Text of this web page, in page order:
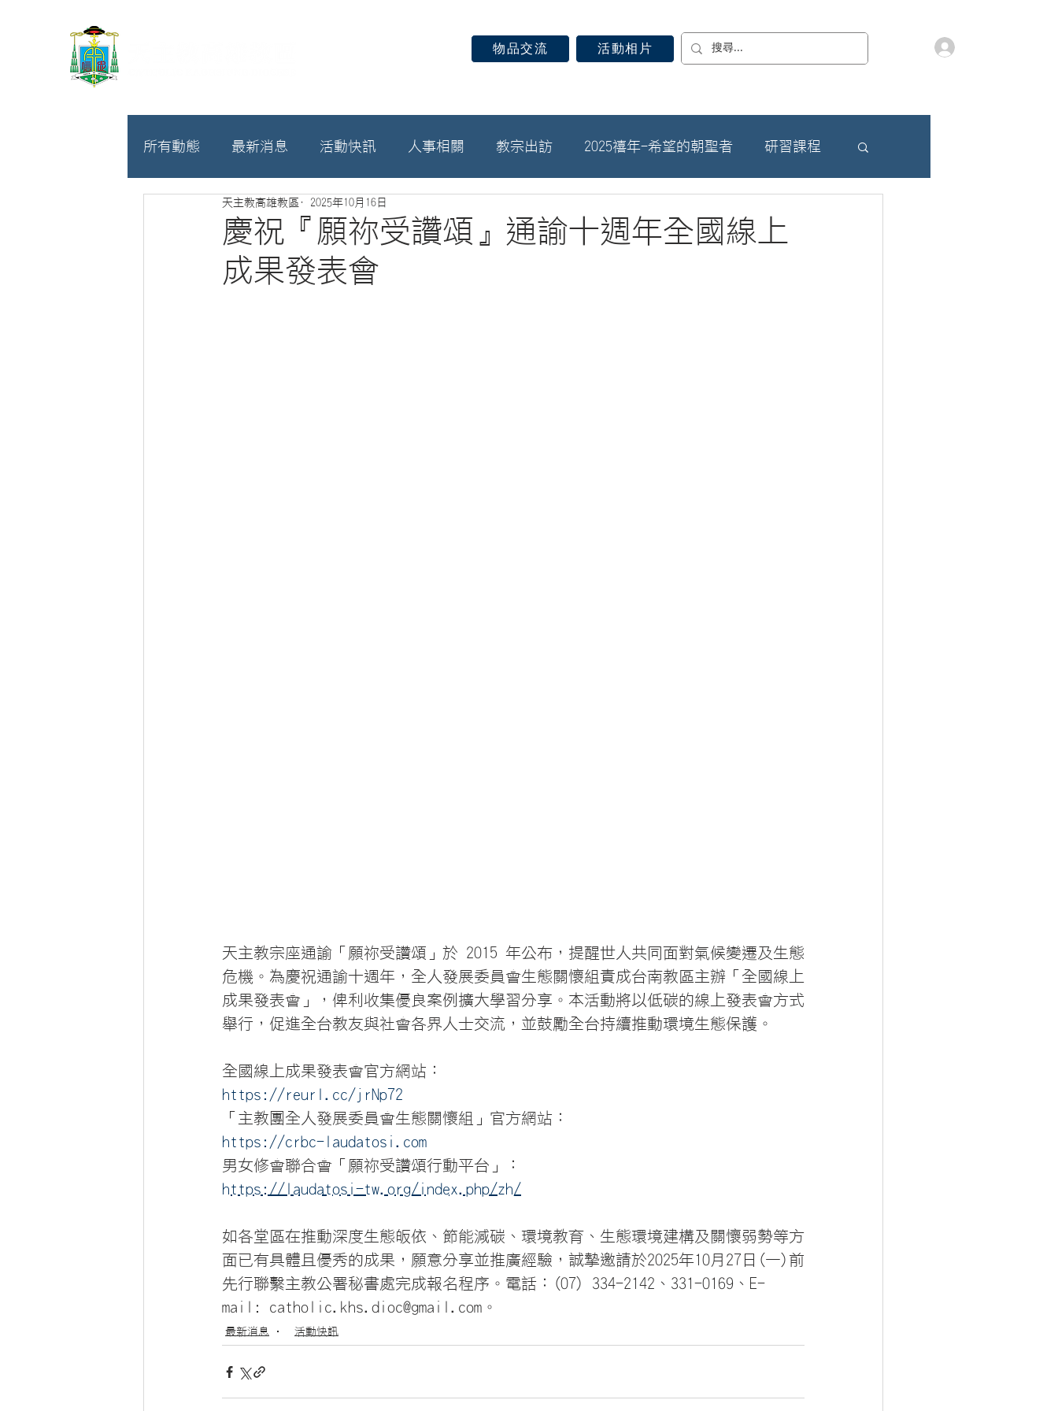
物品交流 活動相片
所有動態 最新消息 活動快訊 人事相關 教宗出訪 2025禧年-希望的朝聖者 研習課程
募款相關
慶祝『願祢受讚頌』通諭十週年全國線上
成果發表會
天主教高雄教區 2025年10月16日
天主教宗座通諭「願祢受讚頌」於 2015 年公布，提醒世人共同面對氣候變遷及生態
危機。為慶祝通諭十週年，全人發展委員會生態關懷組責成台南教區主辦「全國線上
成果發表會」，俾利收集優良案例擴大學習分享。本活動將以低碳的線上發表會方式
舉行，促進全台教友與社會各界人士交流，並鼓勵全台持續推動環境生態保護。
全國線上成果發表會官方網站：
https://reurl.cc/jrNp72
「主教團全人發展委員會生態關懷組」官方網站：
https://crbc-laudatosi.com
男女修會聯合會「願祢受讚頌行動平台」：
https://laudatosi-tw.org/index.php/zh/
如各堂區在推動深度生態皈依、節能減碳、環境教育、生態環境建構及關懷弱勢等方
面已有具體且優秀的成果，願意分享並推廣經驗，誠摯邀請於2025年10月27日(一)前
先行聯繫主教公署秘書處完成報名程序。電話：(07) 334-2142、331-0169、E-
mail: catholic.khs.dioc@gmail.com。
最新消息 活動快訊